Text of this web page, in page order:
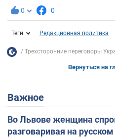
0 0
Теги Редакционная политика
Трехсторонние переговоры
Вернуться на
Важное
Во Львове женщина
разговаривая на